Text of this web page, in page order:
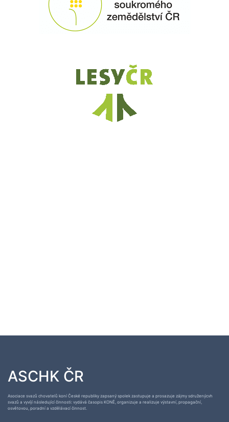
ASCHK ČR
Asociace svazů chovatelů koní České republiky zapsaný spolek zastupuje a prosazuje zájmy sdruženýcvh
svazů a vyvíjí následující činnosti: vydává časopis KONĚ, organizuje a realizuje výstavní, propagační,
osvětovou, poradní a vzdělávací činnost.